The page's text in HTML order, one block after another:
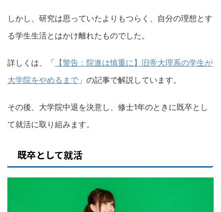
しかし、研究は思っていたよりもつらく、自分の理想とす
る学生生活とはかけ離れたものでした。
詳しくは、「 【警告：院進は慎重に】旧帝大理系の学生が
大学院をやめるまで 」の記事で解説しています。
その後、大学院中退を決意し、修士1年のときに既卒とし
て就活に取り組みます。
既卒として就活